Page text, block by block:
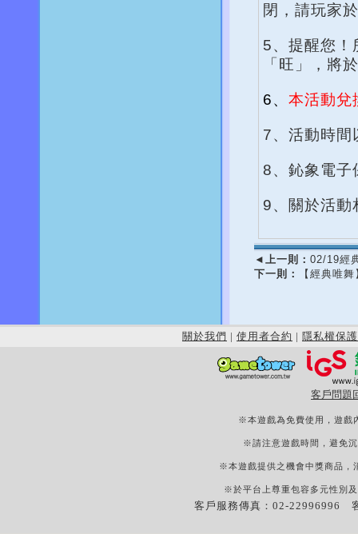
閉，請玩家
5、提醒您！
「旺」，將於
6、 本活動兌
7、活動時間
8、鈊象電子
9、關於活動
◄ 上一則： 02/19經
下一則：
【經典唯
關於我們 | 使用者合約 | 隱私權保護
客戶問題
※本遊戲為免費使用，遊戲
※請注意遊戲時間，避免
※本遊戲提供之機會中獎商品，
※於平台上尊重包容多元性別
客戶服務傳真：02-22996996